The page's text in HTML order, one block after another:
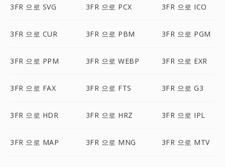
3FR 으로 SVG 3FR 으로 PCX 3FR 으로 ICO
3FR 으로 CUR 3FR 으로 PBM 3FR 으로 PGM
3FR 으로 PPM 3FR 으로 WEBP 3FR 으로 EXR
3FR 으로 FAX 3FR 으로 FTS 3FR 으로 G3
3FR 으로 HDR 3FR 으로 HRZ 3FR 으로 IPL
3FR 으로 MAP 3FR 으로 MNG 3FR 으로 MTV